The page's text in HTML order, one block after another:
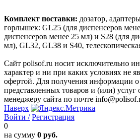
Комплект поставки: дозатор,
горлышек: GL25 (для диспенсеров
диспенсеров менее 25 мл) и S28 (для
мл), GL32, GL38 и S40,
Сайт polisof.ru носит исключительно
характер и ни при каких условиях не
офертой. Для получения информации
представленных товаров и (или) услуг
менеджеру сайта по почте
Наверх
Войти / Регистрация
0
на сумму 0 руб.